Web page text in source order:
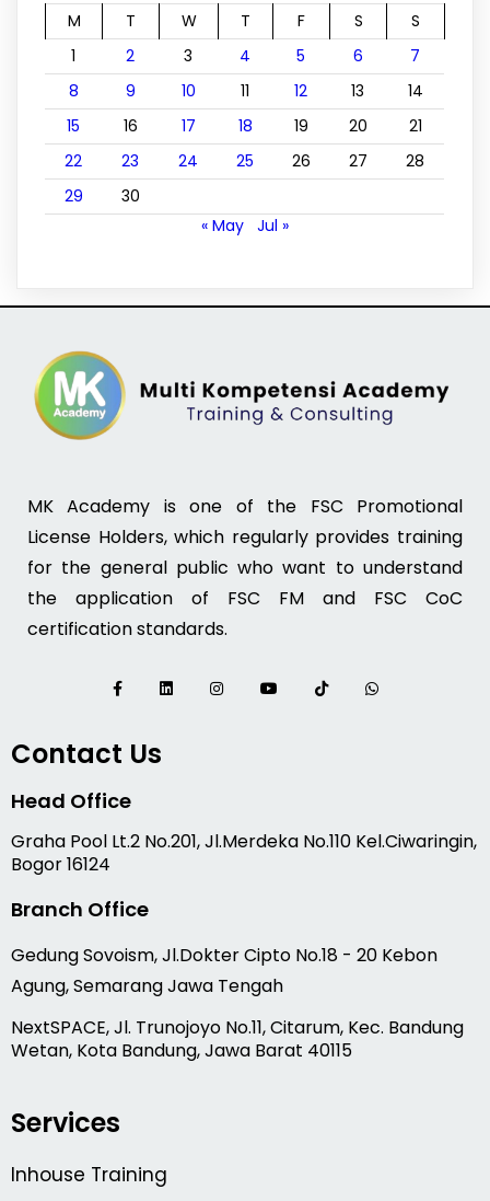
M
T W T F S
S
1
2 3 4 5 6
7
8
9 10 11 12 13
14
15
16 17 18 19 20
21
22
23 24 25 26 27
28
29
30
« May Jul »
MK Academy is one of the FSC Promotional
License Holders, which regularly provides training
for the general public who want to understand
the application of FSC FM and FSC CoC
certification standards.
Contact Us
Head Office
Graha Pool Lt.2 No.201, Jl.Merdeka No.110 Kel.Ciwaringin,
Bogor 16124
Branch Office
Gedung Sovoism, Jl.Dokter Cipto No.18 - 20 Kebon
Agung, Semarang Jawa Tengah
NextSPACE, Jl. Trunojoyo No.11, Citarum, Kec. Bandung
Wetan, Kota Bandung, Jawa Barat 40115
Services
Inhouse Training